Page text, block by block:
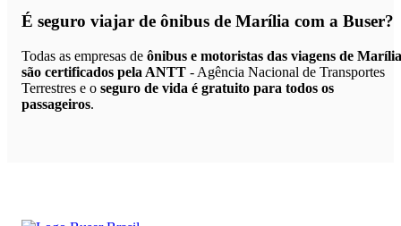
É seguro viajar de ônibus de Marília com a Buser?
Todas as empresas de ônibus e motoristas das viagens de Marília
são certificados pela ANTT - Agência Nacional de Transportes
Terrestres e o seguro de vida é gratuito para todos os
passageiros.